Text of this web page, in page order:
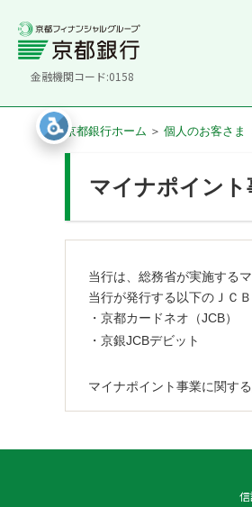
金融機関コード:0158
京都銀行ホーム 個人のお客さま
マイナポイン
当行は、総務省が実施する
当行が発行する以下のＪＣ
・ 京都カードネオ（JCB）
・ 京銀JCBデビット
マイナポイント事業に関す